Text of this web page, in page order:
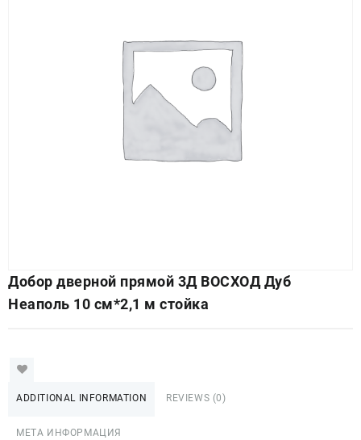
Добор дверной прямой 3Д ВОСХОД Дуб
Неаполь 10 см*2,1 м стойка
ADDITIONAL INFORMATION REVIEWS (0)
МЕТА ИНФОРМАЦИЯ